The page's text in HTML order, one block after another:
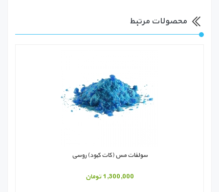
محصولات مرتبط
سولفات مس (کات کبود) روسی
1,300,000 تومان